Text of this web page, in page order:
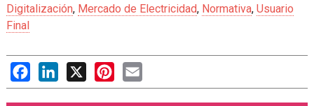
Digitalización, Mercado de Electricidad, Normativa, Usuario
Final
FacebookLinkedIn
X PinterestEmail